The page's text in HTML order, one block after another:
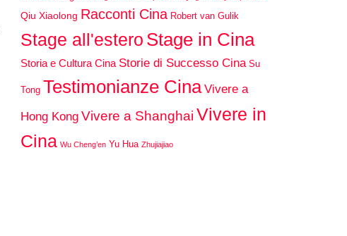
Qiu Xiaolong Racconti Cina Robert van Gulik
Stage all'estero Stage in Cina
Storia e Cultura Cina Storie di Successo Cina Su
Tong Testimonianze Cina Vivere a
Hong Kong Vivere a Shanghai Vivere in
Cina Wu Cheng’en Yu Hua Zhujiajiao